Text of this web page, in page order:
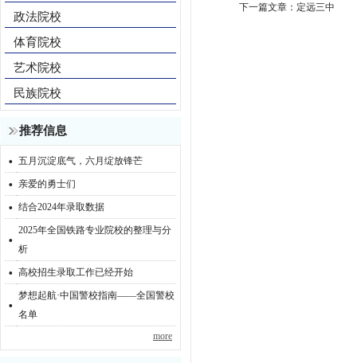
政法院校
体育院校
艺术院校
民族院校
推荐信息
· 五月沉淀底气，六月绽放锋芒
· 亲爱的勇士们
· 结合2024年录取数据
· 2025年全国铁路专业院校的整理与分
析
· 高校招生录取工作已经开始
· 梦想起航·中国警校指南——全国警校
名单
more
下一篇文章： 定远三中